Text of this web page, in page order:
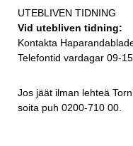
UTEBLIVEN TIDNING
Vid utebliven tidning:
Kontakta
Telefontid vardagar 09-15.
Jos jäät ilman lehteä
soita puh 0200-710 00.